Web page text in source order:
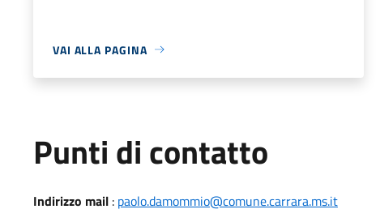
VAI ALLA PAGINA
Punti di contatto
Indirizzo mail: paolo.damommio@comune.carrara.ms.it